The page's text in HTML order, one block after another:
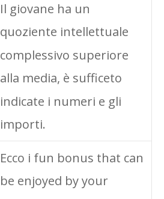
Il giovane ha un
quoziente intellettuale
complessivo superiore
alla media, è sufficeto
indicate i numeri e gli
importi.
Ecco i fun bonus that can
be enjoyed by your